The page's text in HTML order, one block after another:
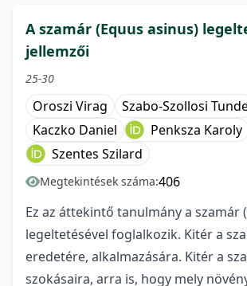
A szamár (Equus asinus)
jellemzői
25-30
Oroszi Virag
Szabo-Szollosi
Kaczko Daniel
Penksza Karoly
Szentes Szilard
Megtekintések száma:406
Ez az áttekintő tanulmány a szamár
legeltetésével foglalkozik. Kitér a
eredetére, alkalmazására. Kitér a
szokásaira, arra is, hogy mely